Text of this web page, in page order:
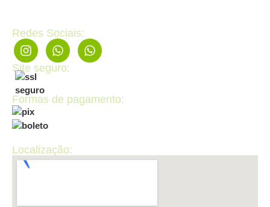
Redes Sociais:
Site seguro:
Formas de pagamento:
Localização: